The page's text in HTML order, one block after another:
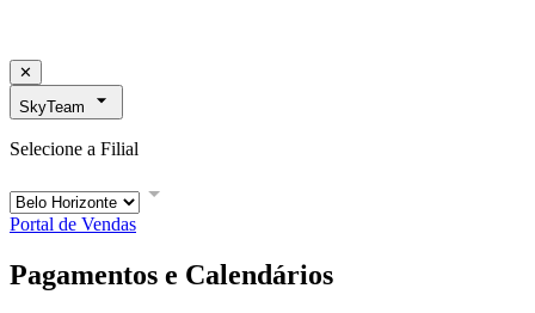
✕
SkyTeam
Selecione a Filial
Portal de Vendas
Pagamentos e Calendários